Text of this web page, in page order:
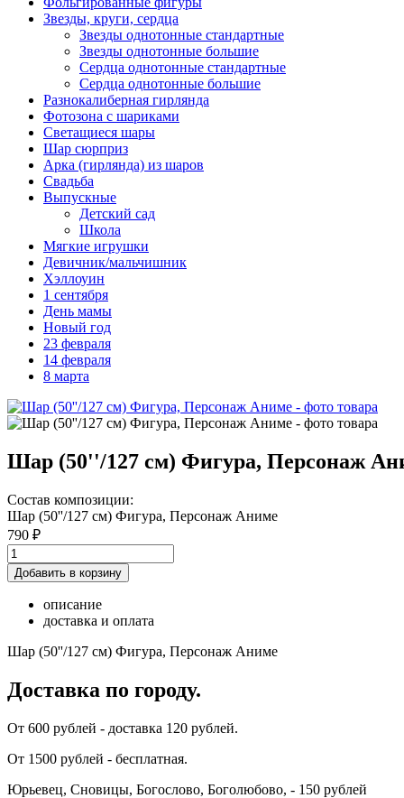
Звезды, круги, сердца
Звезды однотонные стандартные
Звезды однотонные большие
Сердца однотонные стандартные
Сердца однотонные большие
Разнокалиберная гирлянда
Фотозона с шариками
Светащиеся шары
Шар сюрприз
Арка (гирлянда) из шаров
Свадьба
Выпускные
Детский сад
Школа
Мягкие игрушки
Девичник/мальчишник
Хэллоуин
1 сентября
День мамы
Новый год
23 февраля
14 февраля
8 марта
Шар (50''/127 см) Фигура, Персонаж
Состав композиции:
Шар (50''/127 см) Фигура, Персонаж Аниме
790 ₽
Добавить в корзину
описание
доставка и оплата
Шар (50''/127 см) Фигура, Персонаж Аниме
Доставка по городу.
От 600 рублей - доставка 120 рублей.
От 1500 рублей - бесплатная.
Юрьевец, Сновицы, Богослово, Боголюбово, - 150 рублей